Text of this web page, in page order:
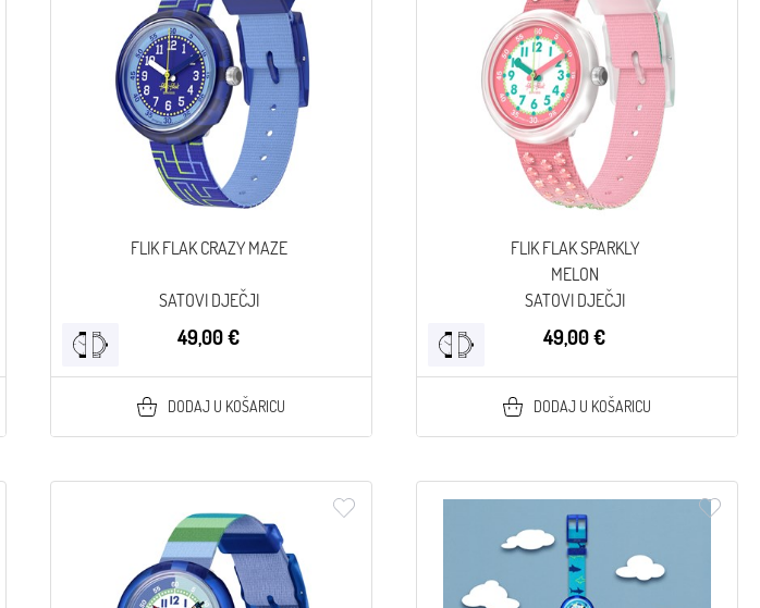
FLIK FLAK CRAZY MAZE
SATOVI DJEČJI
49,00 €
DODAJ U KOŠARICU
FLIK FLAK SPARKLY
MELON
SATOVI DJEČJI
49,00 €
DODAJ U KOŠARICU